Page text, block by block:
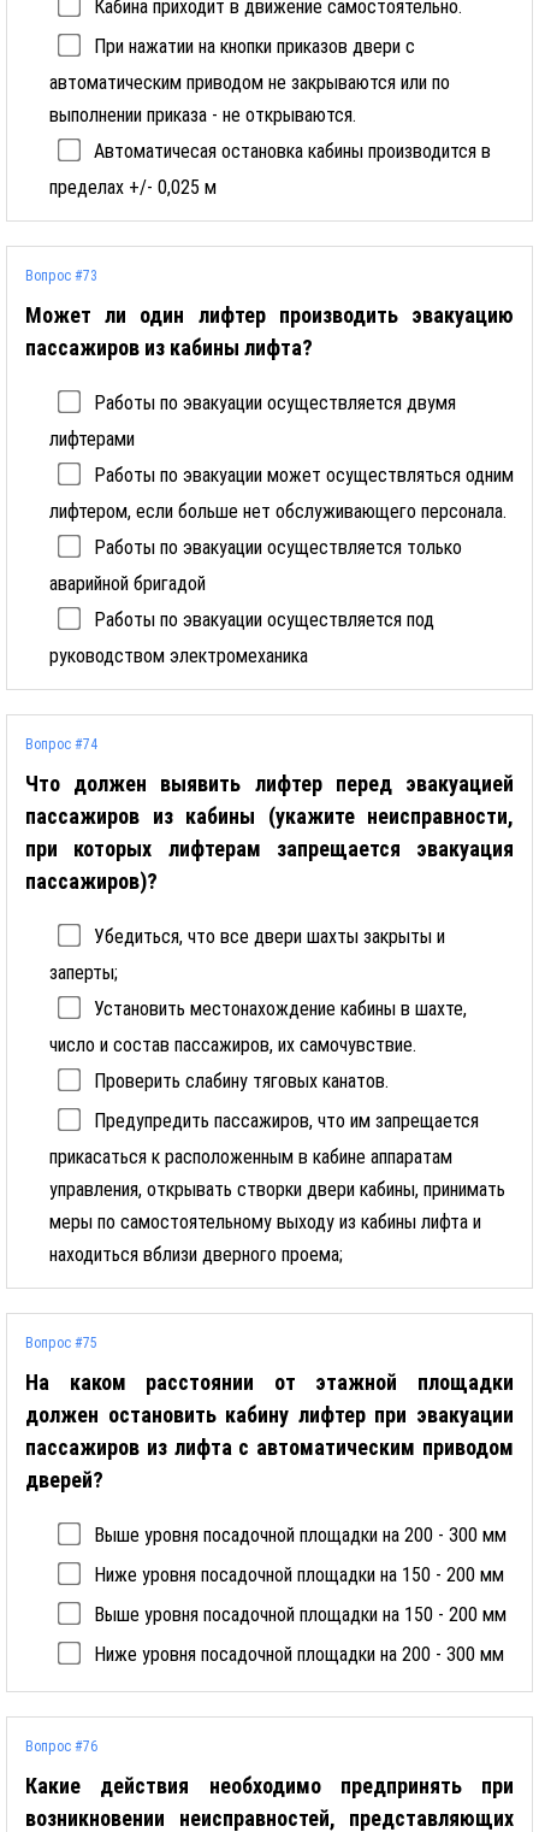
Кабина приходит в движение самостоятельно.
При нажатии на кнопки приказов двери с
автоматическим приводом не закрываются или по
выполнении приказа - не открываются.
Автоматичесая остановка кабины производится в
пределах +/- 0,025 м
Вопрос #73
Может ли один лифтер производить эвакуацию
пассажиров из кабины лифта?
Работы по эвакуации осуществляется двумя
лифтерами
Работы по эвакуации может осуществляться одним
лифтером, если больше нет обслуживающего персонала.
Работы по эвакуации осуществляется только
аварийной бригадой
Работы по эвакуации осуществляется под
руководством электромеханика
Вопрос #74
Что должен выявить лифтер перед эвакуацией
пассажиров из кабины (укажите неисправности,
при которых лифтерам запрещается эвакуация
пассажиров)?
Убедиться, что все двери шахты закрыты и
заперты;
Установить местонахождение кабины в шахте,
число и состав пассажиров, их самочувствие.
Проверить слабину тяговых канатов.
Предупредить пассажиров, что им запрещается
прикасаться к расположенным в кабине аппаратам
управления, открывать створки двери кабины, принимать
меры по самостоятельному выходу из кабины лифта и
находиться вблизи дверного проема;
Вопрос #75
На каком расстоянии от этажной площадки
должен остановить кабину лифтер при эвакуации
пассажиров из лифта с автоматическим приводом
дверей?
Выше уровня посадочной площадки на 200 - 300 мм
Ниже уровня посадочной площадки на 150 - 200 мм
Выше уровня посадочной площадки на 150 - 200 мм
Ниже уровня посадочной площадки на 200 - 300 мм
Вопрос #76
Какие действия необходимо предпринять при
возникновении неисправностей, представляющих